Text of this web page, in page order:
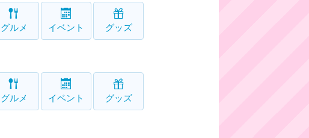
グルメ イベント グッズ
グルメ イベント グッズ